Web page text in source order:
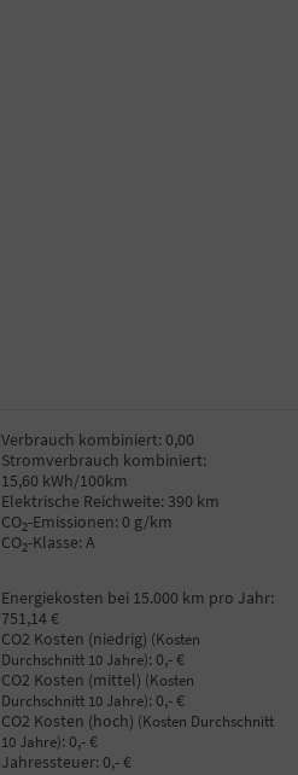
Verbrauch kombiniert: 0,00
Stromverbrauch kombiniert:
15,60 kWh/100km
Elektrische Reichweite: 390 km
CO2-Emissionen: 0 g/km
CO2-Klasse: A
Energiekosten bei 15.000 km pro Jahr:
751,14 €
CO2 Kosten (niedrig) (Kosten
Durchschnitt 10 Jahre): 0,- €
CO2 Kosten (mittel) (Kosten
Durchschnitt 10 Jahre): 0,- €
CO2 Kosten (hoch) (Kosten Durchschnitt
10 Jahre): 0,- €
Jahressteuer: 0,- €